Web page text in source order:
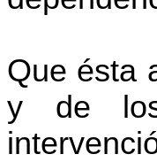
Que ésta
y de los